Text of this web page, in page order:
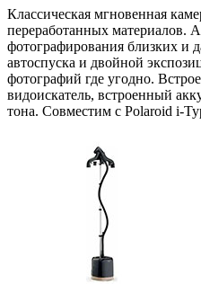
Классическая мгновенная
переработанных материалов.
фотографирования близких и
автоспуска и двойной
фотографий где угодно.
видоискатель, встроенный
тона. Совместим с Polaroid i-